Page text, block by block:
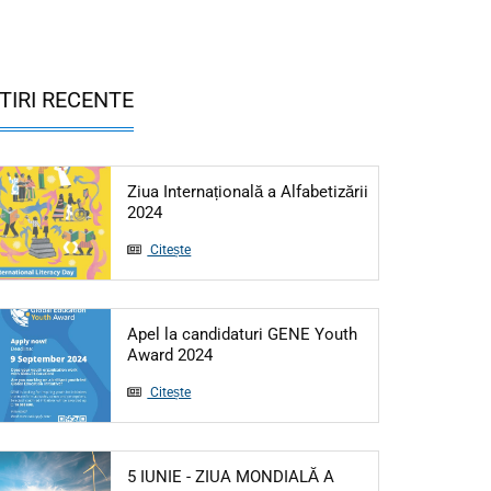
RECENTE
Ziua Internațională a Alfabetizării
2024Articol: Ziua Internațională a Alfabetizării
Citește
Apel la candidaturi GENE Youth
Award 2024Articol: Apel la candidaturi GENE
Citește
5 IUNIE - ZIUA MONDIALĂ A